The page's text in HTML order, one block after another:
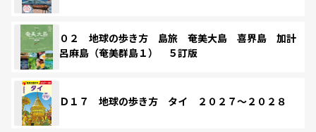
０２ 地球の歩き方 島旅 奄美大島 喜界島 加計
呂麻島（奄美群島１） ５訂版
Ｄ１７ 地球の歩き方 タイ ２０２７～２０２８